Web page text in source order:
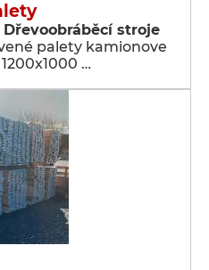
stroje
palety kamionove
…